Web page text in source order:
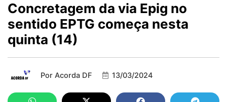
Concretagem da via Epig no
sentido EPTG começa nesta
quinta (14)
Por Acorda DF 13/03/2024